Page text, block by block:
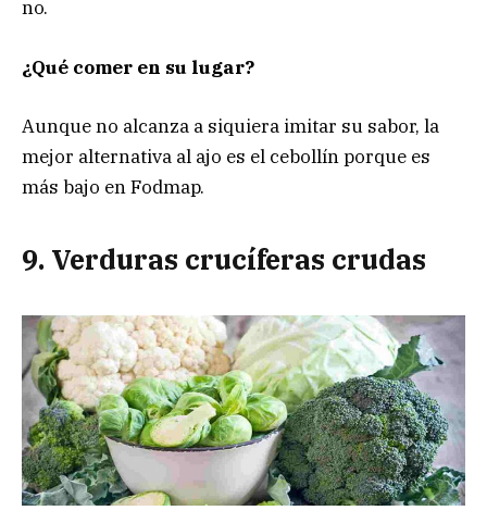
no.
¿Qué comer en su lugar?
Aunque no alcanza a siquiera imitar su sabor, la
mejor alternativa al ajo es el cebollín porque es
más bajo en Fodmap.
9. Verduras crucíferas crudas